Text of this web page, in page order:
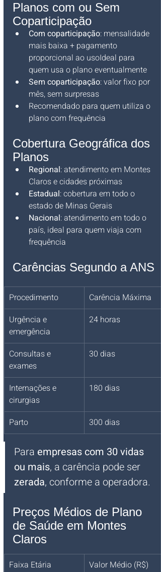
Planos com ou Sem
Coparticipação
Com coparticipação: mensalidade
mais baixa + pagamento
proporcional ao usoIdeal para
quem usa o plano eventualmente
Sem coparticipação: valor fixo por
mês, sem surpresas
Recomendado para quem utiliza o
plano com frequência
Cobertura Geográfica dos
Planos
Regional: atendimento em Montes
Claros e cidades próximas
Estadual: cobertura em todo o
estado de Minas Gerais
Nacional: atendimento em todo o
país, ideal para quem viaja com
frequência
Carências Segundo a ANS
Procedimento
Carência Máxima
Urgência e
emergência
24 horas
Consultas e
exames
30 dias
Internações e
cirurgias
180 dias
Parto 300 dias
Para empresas com 30 vidas
ou mais, a carência pode ser
zerada, conforme a operadora.
Preços Médios de Plano
de Saúde em Montes
Claros
Faixa Etária Valor Médio (R$)